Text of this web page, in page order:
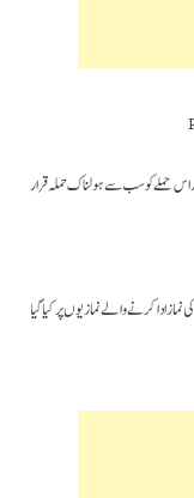
اس حملے کو سب سے ہولناک حملہ قرار
ادا کرنے والے نمازیوں پر کیاگیا